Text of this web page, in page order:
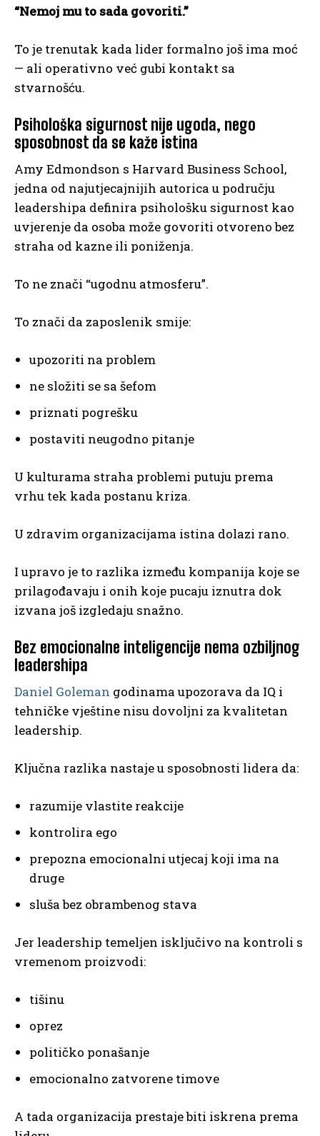
“Nemoj mu to sada govoriti.”
To je trenutak kada lider formalno još ima moć
— ali operativno već gubi kontakt sa
stvarnošću.
Psihološka sigurnost nije ugoda, nego
sposobnost da se kaže istina
Amy Edmondson s Harvard Business School,
jedna od najutjecajnijih autorica u području
leadershipa definira psihološku sigurnost kao
uvjerenje da osoba može govoriti otvoreno bez
straha od kazne ili poniženja.
To ne znači “ugodnu atmosferu”.
To znači da zaposlenik smije:
upozoriti na problem
ne složiti se sa šefom
priznati pogrešku
postaviti neugodno pitanje
U kulturama straha problemi putuju prema
vrhu tek kada postanu kriza.
U zdravim organizacijama istina dolazi rano.
I upravo je to razlika između kompanija koje se
prilagođavaju i onih koje pucaju iznutra dok
izvana još izgledaju snažno.
Bez emocionalne inteligencije nema ozbiljnog
leadershipa
Daniel Goleman godinama upozorava da IQ i
tehničke vještine nisu dovoljni za kvalitetan
leadership.
Ključna razlika nastaje u sposobnosti lidera da:
razumije vlastite reakcije
kontrolira ego
prepozna emocionalni utjecaj koji ima na
druge
sluša bez obrambenog stava
Jer leadership temeljen isključivo na kontroli s
vremenom proizvodi:
tišinu
oprez
političko ponašanje
emocionalno zatvorene timove
A tada organizacija prestaje biti iskrena prema